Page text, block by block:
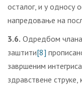
осталог, и у односу
напредовање на
3.6. Одредбом члана
заштити[8]
завршеним
здравствене